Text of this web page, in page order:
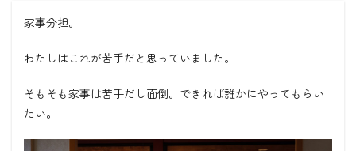
家事分担。
わたしはこれが苦手だと思っていました。
そもそも家事は苦手だし面倒。できれば誰かにやってもらい
たい。